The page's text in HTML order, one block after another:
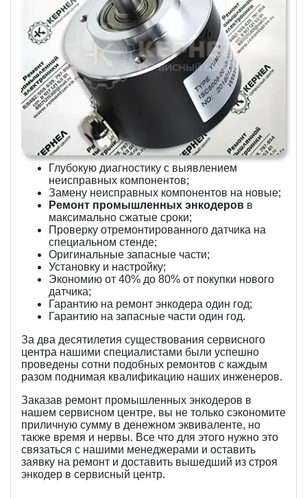
Глубокую диагностику с выявлением
неисправных компонентов;
Замену неисправных компонентов на новые;
Ремонт промышленных энкодеров в
максимально сжатые сроки;
Проверку отремонтированного датчика на
специальном стенде;
Оригинальные запасные части;
Установку и настройку;
Экономию от 40% до 80% от покупки нового
датчика;
Гарантию на ремонт энкодера один год;
Гарантию на запасные части один год.
За два десятилетия существования сервисного
центра нашими специалистами были успешно
проведены сотни подобных ремонтов с каждым
разом поднимая квалификацию наших инженеров.
Заказав ремонт промышленных энкодеров в
нашем сервисном центре, вы не только сэкономите
приличную сумму в денежном эквиваленте, но
также время и нервы. Все что для этого нужно это
связаться с нашими менеджерами и оставить
заявку на ремонт и доставить вышедший из строя
энкодер в сервисный центр.